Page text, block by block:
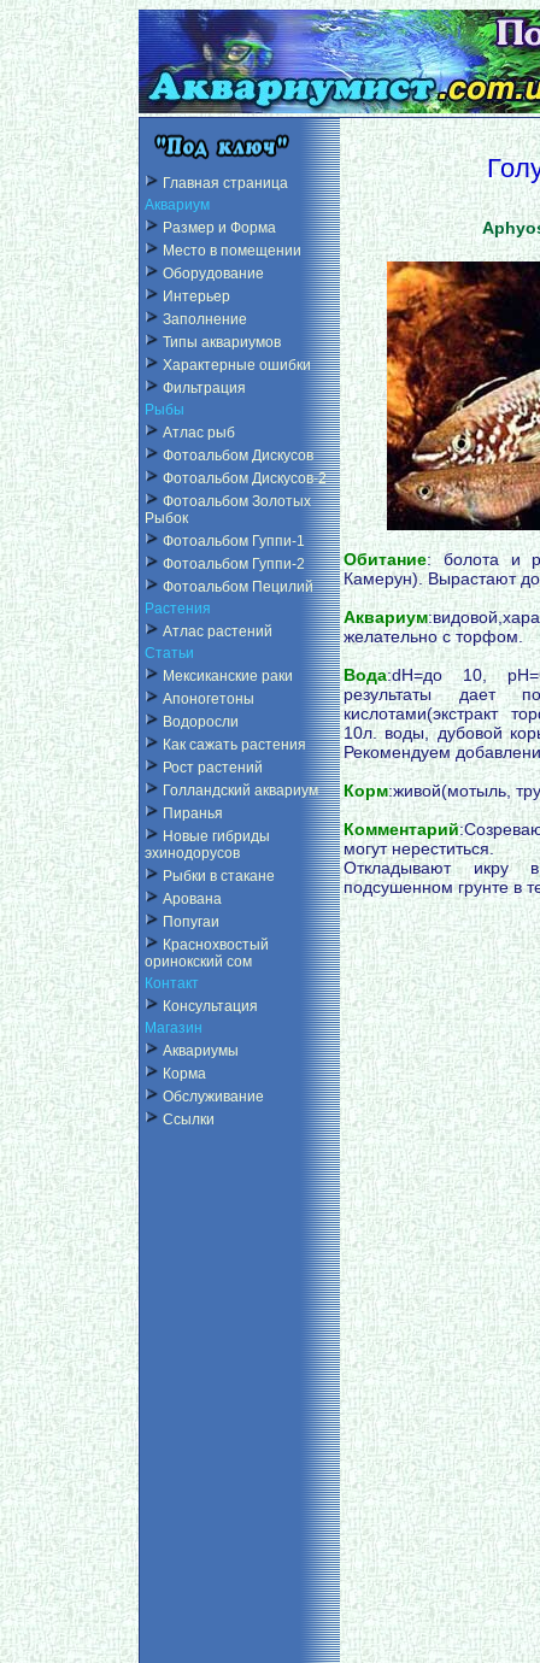
Главная страница
Аквариум
Размер и Форма
Место в помещении
Оборудование
Интерьер
Заполнение
Типы аквариумов
Характерные ошибки
Фильтрация
Рыбы
Атлас рыб
Фотоальбом Дискусов
Фотоальбом Дискусов-2
Фотоальбом Золотых
Рыбок
Фотоальбом Гуппи-1
Фотоальбом Гуппи-2
Фотоальбом Пецилий
Растения
Атлас растений
Статьи
Мексиканские раки
Апоногетоны
Водоросли
Как сажать растения
Рост растений
Голландский аквариум
Пиранья
Новые гибриды
эхинодорусов
Рыбки в стакане
Арована
Попугаи
Краснохвостый
оринокский сом
Контакт
Консультация
Магазин
Аквариумы
Корма
Обслуживание
Ссылки
Обитание: болота и
Камерун). Вырастают
Аквариум
желательно с торфом.
Вода:dH=до 10,
результаты дает
кислотами(экстракт
10л. воды, дубовой
Рекомендуем
Корм:живой(мотыль,
Комментарий
могут нереститься.
Откладывают икру
подсушенном грунте в